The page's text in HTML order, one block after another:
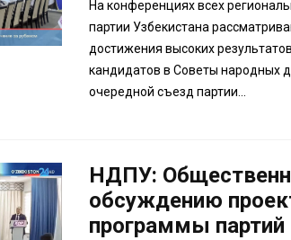
На конференциях всех
партии Узбекистана
достижения высоких
кандидатов в Советы народных
очередной съезд партии...
НДПУ:
обсуждению
программы партий